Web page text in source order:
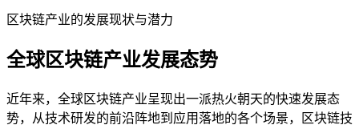
区块链产业的发展现状与潜力
全球区块链产业发展态势
近年来，全球区块链产业呈现出一派热火朝天的快速发展态
势，从技术研发的前沿阵地到应用落地的各个场景，区块链技